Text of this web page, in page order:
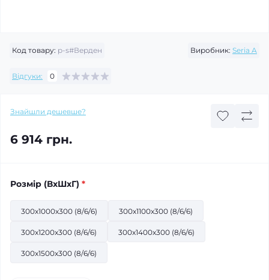
Код товару: p-s#Верден Виробник: Seria A
Відгуки: 0
Знайшли дешевше?
6 914 грн.
Розмiр (ВхШхГ) *
300x1000x300 (8/6/6) 300x1100x300 (8/6/6)
300x1200x300 (8/6/6) 300x1400x300 (8/6/6)
300x1500x300 (8/6/6)